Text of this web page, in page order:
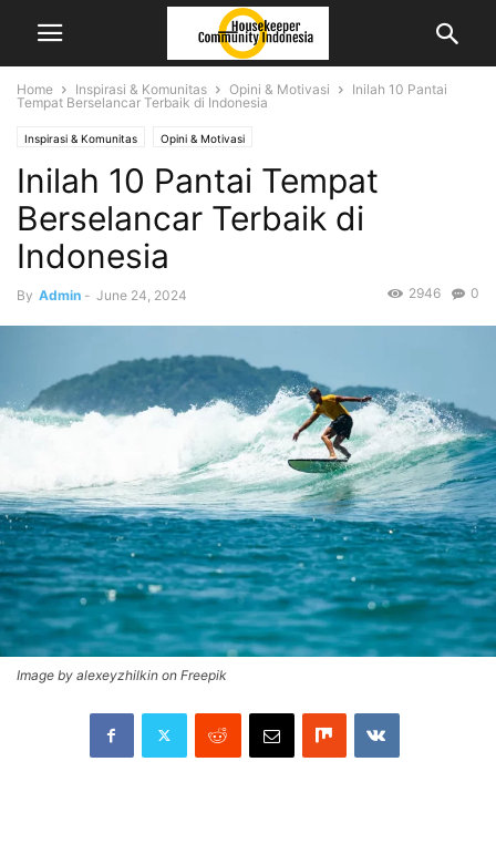
Home Inspirasi & Komunitas Opini & Motivasi
Inilah 10 Pantai
Tempat Berselancar Terbaik di Indonesia
Inspirasi & Komunitas Opini & Motivasi
Inilah 10 Pantai Tempat
Berselancar Terbaik di
Indonesia
By Admin - June 24, 2024 0
2946
Image by alexeyzhilkin on Freepik